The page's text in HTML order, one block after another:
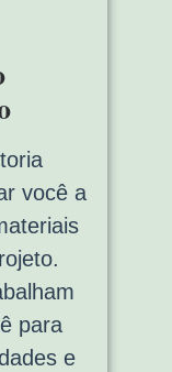
você a
para
e